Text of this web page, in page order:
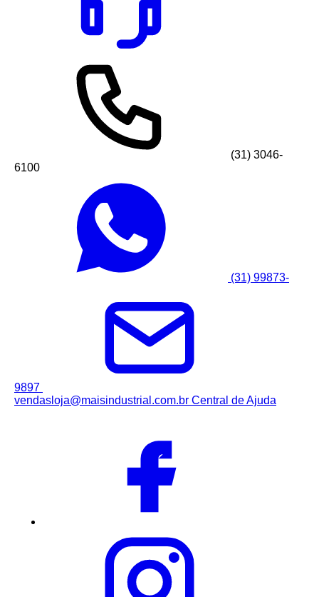
(31) 3046-
6100
(31) 99873-
9897
vendasloja@maisindustrial.com.br Central de Ajuda